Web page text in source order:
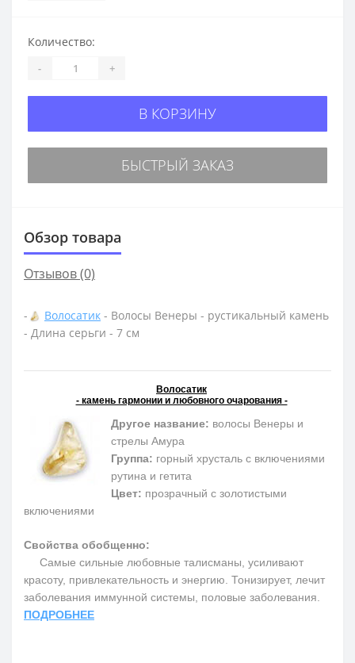
Количество:
- +
В КОРЗИНУ
БЫСТРЫЙ ЗАКАЗ
Обзор товара
Отзывов (0)
- Волосатик - Волосы Венеры - рустикальный камень
- Длина серьги - 7 см
Волосатик
- камень гармонии и любовного очарования -
Другое название: волосы Венеры и
стрелы Амура
Группа: горный хрусталь с включениями
рутина и гетита
Цвет: прозрачный с золотистыми
включениями
Свойства обобщенно:
Самые сильные любовные талисманы, усиливают
красоту, привлекательность и энергию. Тонизирует, лечит
заболевания иммунной системы, половые заболевания.
ПОДРОБНЕЕ